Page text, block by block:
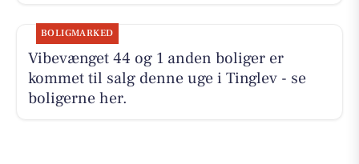
BOLIGMARKED
Vibevænget 44 og 1 anden boliger er
kommet til salg denne uge i Tinglev - se
boligerne her.